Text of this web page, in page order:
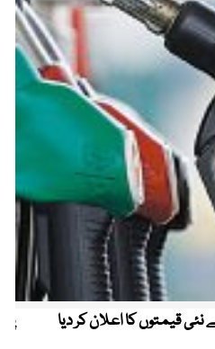
قیمتوں کا اعلان کر دیا